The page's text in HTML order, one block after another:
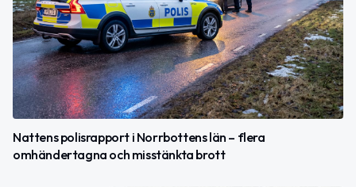
Nattens polisrapport i Norrbottens län – flera
omhändertagna och misstänkta brott